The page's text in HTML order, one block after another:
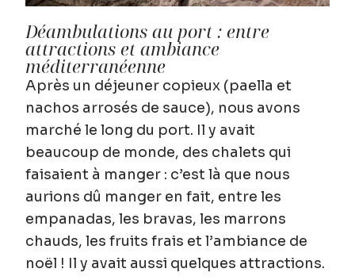
Déambulations au port : entre
attractions et ambiance
méditerranéenne
Après un déjeuner copieux (paella et
nachos arrosés de sauce), nous avons
marché le long du port. Il y avait
beaucoup de monde, des chalets qui
faisaient à manger : c’est là que nous
aurions dû manger en fait, entre les
empanadas, les bravas, les marrons
chauds, les fruits frais et l’ambiance de
noël ! Il y avait aussi quelques attractions.